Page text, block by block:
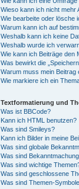
Wieso kann ich nicht mehr
Wie bearbeite oder lösche
Warum kann ich auf
Weshalb kann ich keine
Weshalb wurde ich
Wie kann ich Beiträge den
Was bewirkt die
Warum muss mein Beitrag
Wie markiere ich ein
Textformatierung und
Was ist BBCode?
Kann ich HTML benutzen?
Was sind Smileys?
Kann ich Bilder in meine
Was sind globale
Was sind
Was sind wichtige
Was sind geschlossene
Was sind Themen-